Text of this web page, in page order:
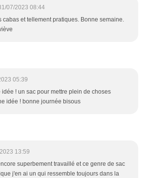
07/2023 08:44
cabas et tellement pratiques. Bonne semaine.
05:39
idée ! un sac pour mettre plein de choses
idée ! bonne journée bisous
13:59
superbement travaillé et ce genre de sac
j'en ai un qui ressemble toujours dans la